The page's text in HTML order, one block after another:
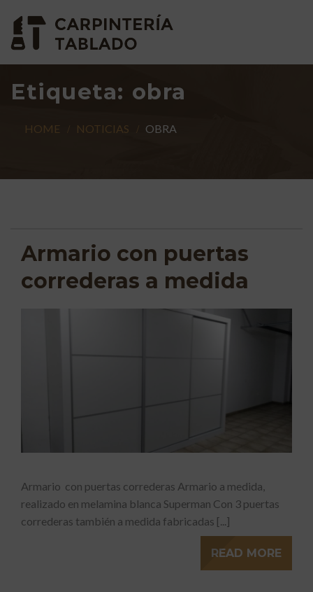
Etiqueta: obra
HOME NOTICIAS OBRA
Armario con puertas
correderas a medida
Armario con puertas correderas Armario a medida,
realizado en melamina blanca Superman Con 3 puertas
correderas también a medida fabricadas [...]
READ MORE